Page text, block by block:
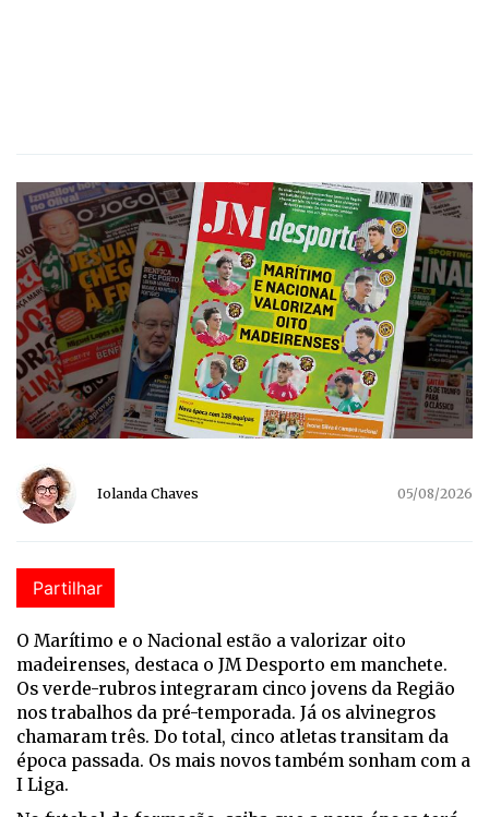
Iolanda Chaves 05/08/2026
Partilhar
O Marítimo e o Nacional estão a valorizar oito
madeirenses, destaca o JM Desporto em manchete.
Os verde-rubros integraram cinco jovens da Região
nos trabalhos da pré-temporada. Já os alvinegros
chamaram três. Do total, cinco atletas transitam da
época passada. Os mais novos também sonham com a
I Liga.